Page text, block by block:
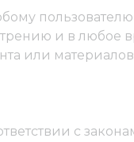
и в любое
или
с